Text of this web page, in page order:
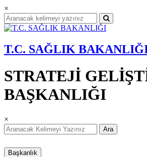
×
T.C. SAĞLIK
STRATEJİ
BAŞKANLIĞI
×
Ara
Başkanlık